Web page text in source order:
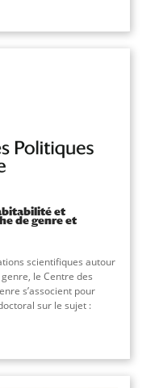
et
de genre et
scientifiques autour
le Centre des
s’associent pour
sur le sujet :